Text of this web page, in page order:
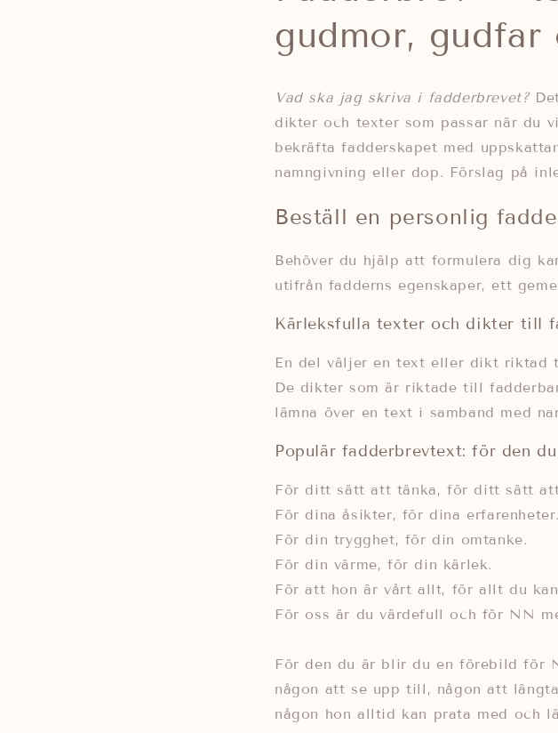
gudmor, gudfar
Vad ska jag skriva i fadderbrevet?
dikter och texter som passar när du
bekräfta fadderskapet med
namngivning eller dop. Förslag på
Beställ en personlig
Behöver du hjälp att formulera dig
utifrån fadderns egenskaper, ett
Kärleksfulla texter och dikter till
En del väljer en text eller dikt riktad
De dikter som är riktade till
lämna över en text i samband med
Populär fadderbrevtext: för den
För ditt sätt att tänka, för ditt sätt
För dina åsikter, för dina erfarenheter.
För din trygghet, för din omtanke.
För din värme, för din kärlek.
För att hon är vårt allt, för allt du
För oss är du värdefull och för NN
För den du är blir du en förebild för
någon att se upp till, någon att
någon hon alltid kan prata med och